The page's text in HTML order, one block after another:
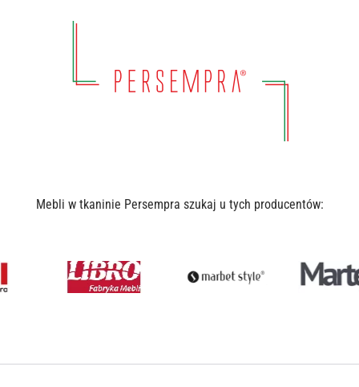
Mebli w tkaninie Persempra szukaj u tych producentów: